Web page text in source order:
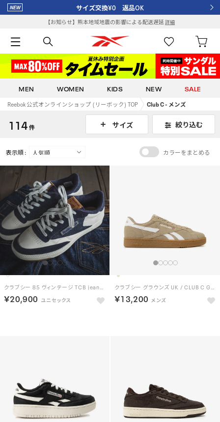
サイズ交換¥0 返品OK
【お知らせ】熊本地域地震の影響による配送遅延詳細
MEN WOMEN KIDS NEW SALE
Reebok 公式オンラインショップ (リーボック) TOP Club C - メンズ
114件 サイズ 絞り込む
表示順 : カラーをまとめる
クラブシー 85 ヴィンテージ TCB jeans / CLUB C 85 VINTAGE TCB jeans（ネイビー）
￥20,900
クラブシー グラウンズ UK / CLUB C GROUNDS UK （ベージュ）
￥13,200